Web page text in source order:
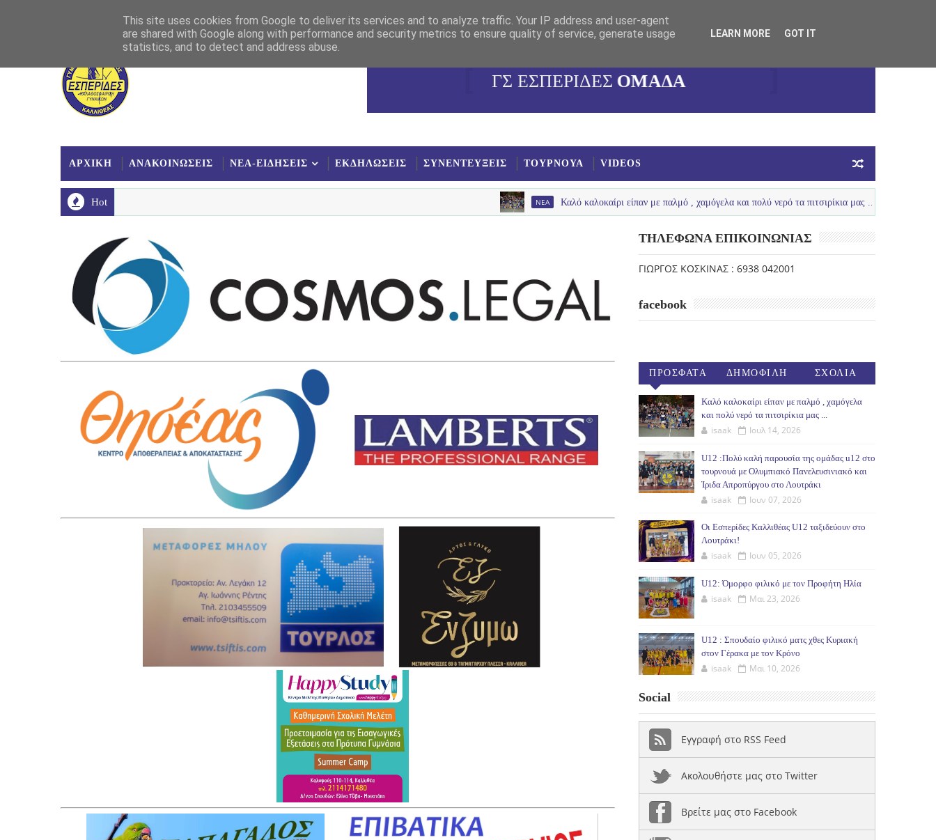
ΓΣ ΕΣΠΕΡΙΔΕΣ ΓΥΝΑΙΚΕΙΑ
ΟΜΑΔΑ
ΑΡΧΙΚΗ ΑΝΑΚΟΙΝΩΣΕΙΣ ΝΕΑ-ΕΙΔΗΣΕΙΣ ΕΚΔΗΛΩΣΕΙΣ ΣΥΝΕΝΤΕΥΞΕΙΣ ΤΟΥΡΝΟΥΑ VIDEOS
Hot NEA Καλό καλοκαίρι είπαν με παλμό , χαμόγελα και πολύ νερό τα πιτσιρίκια μας ...
ΤΗΛΕΦΩΝΑ ΕΠΙΚΟΙΝΩΝΙΑΣ
ΓΙΩΡΓΟΣ ΚΟΣΚΙΝΑΣ : 6938 042001
facebook
ΠΡΟΣΦΑΤΑ ΔΗΜΟΦΙΛΗ ΣΧΟΛΙΑ
Καλό καλοκαίρι είπαν με παλμό , χαμόγελα
και πολύ νερό τα πιτσιρίκια μας ...
isaak Ιουλ 14, 2026
U12 :Πολύ καλή παρουσία της ομάδας u12 στο
τουρνουά με Ολυμπιακό Πανελευσινιακό και
Ίριδα Απροπύργου στο Λουτράκι
isaak Ιουν 07, 2026
Οι Εσπερίδες Καλλιθέας U12 ταξιδεύουν στο
Λουτράκι!
isaak Ιουν 05, 2026
U12: Όμορφο φιλικό με τον Προφήτη Ηλία
isaak Μαι 23, 2026
U12 : Σπουδαίο φιλικό ματς χθες Κυριακή
στον Γέρακα με τον Κρόνο
isaak Μαι 10, 2026
Social
Εγγραφή στο RSS Feed
Ακολουθήστε μας στο Twitter
Βρείτε μας στο Facebook
This site uses cookies from Google to deliver its services and to analyze traffic. Your IP address and user-agent
are shared with Google along with performance and security metrics to ensure quality of service, generate usage
statistics, and to detect and address abuse.
LEARN MORE GOT IT